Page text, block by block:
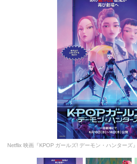
Netflix 映画『KPOP ガールズ! デーモン・ハンターズ』